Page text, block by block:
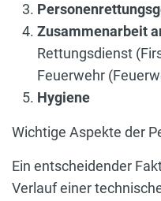
Zusammenarbeit
Rettungsdienst
Feuerwehr
Hygiene
Wichtige Aspekte der
Ein entscheidender
Verlauf einer